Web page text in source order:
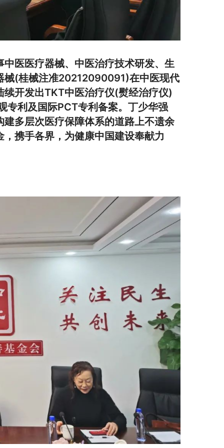
医医疗器械、中医治疗技术研发、生
械(桂械注准20212090091)在中医现代
开发出TKT中医治疗仪(熨经治疗仪)
专利及国际PCT专利备案。丁少华强
多层次医疗保障体系的道路上不遗余
携手各界，为健康中国建设奉献力